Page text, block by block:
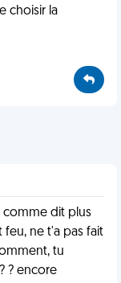
choisir la
comme dit plus
feu, ne t'a pas fait
tu
? encore